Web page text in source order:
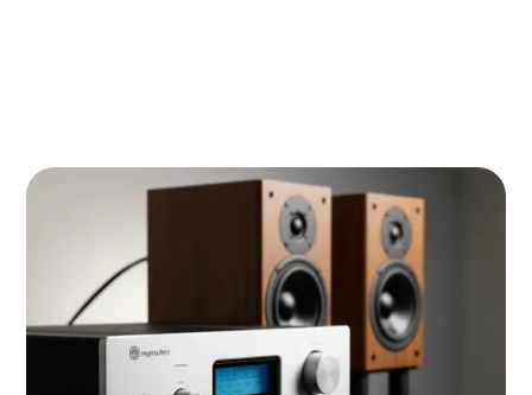
Klaar voor kristalhelder geluid zonder wekenlang
vergelijken? Deze 6 versterkers leveren elk
uitstekende prestaties in hun categorie. Van budget-
vriendelijk tot high-end: ontdek direct welke het
beste aansluit bij jouw wensen en budget.